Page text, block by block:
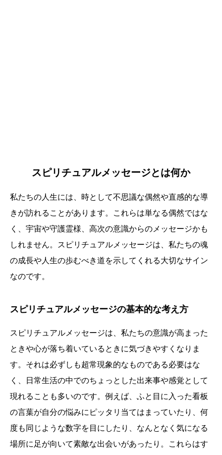
スピリチュアルメッセージとは何か
私たちの人生には、時として不思議な偶然や直感的な導
きが訪れることがあります。これらは単なる偶然ではな
く、宇宙や守護霊様、高次の意識からのメッセージかも
しれません。スピリチュアルメッセージは、私たちの魂
の成長や人生の歩むべき道を示してくれる大切なサイン
なのです。
スピリチュアルメッセージの基本的な考え方
スピリチュアルメッセージは、私たちの意識が高まった
ときや心が落ち着いているときに気づきやすくなりま
す。それは必ずしも超常現象的なものである必要はな
く、日常生活の中でのちょっとした出来事や感覚として
現れることも多いのです。例えば、ふと目に入った看板
の言葉が自分の悩みにピッタリ当てはまっていたり、何
度も同じような数字を目にしたり、なんとなく気になる
場所に足が向いて素敵な出会いがあったり。これらはす